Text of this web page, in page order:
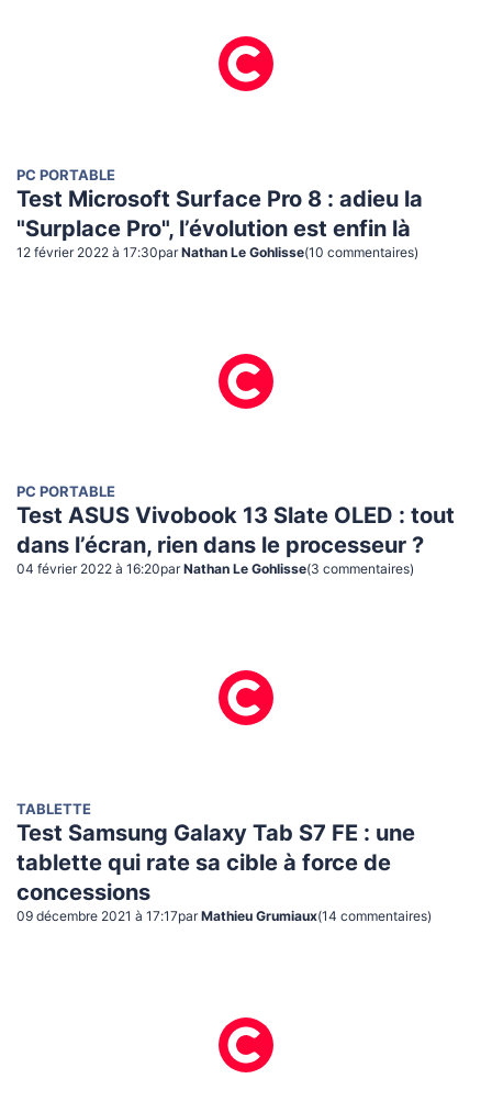
PC PORTABLE
Test Microsoft Surface Pro 8 : adieu la
"Surplace Pro", l’évolution est enfin là
12 février 2022 à 17:30par Nathan Le Gohlisse(10 commentaires)
PC PORTABLE
Test ASUS Vivobook 13 Slate OLED : tout
dans l’écran, rien dans le processeur ?
04 février 2022 à 16:20par Nathan Le Gohlisse(3 commentaires)
TABLETTE
Test Samsung Galaxy Tab S7 FE : une
tablette qui rate sa cible à force de
concessions
09 décembre 2021 à 17:17par Mathieu Grumiaux(14 commentaires)